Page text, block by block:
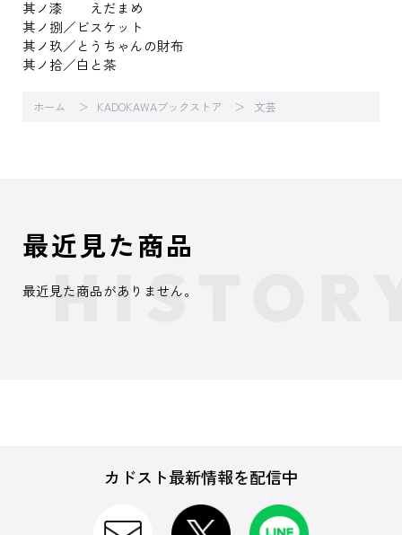
其ノ漆 えだまめ
其ノ捌／ビスケット
其ノ玖／とうちゃんの財布
其ノ拾／白と茶
ホーム KADOKAWAブックストア 文芸
最近見た商品
最近見た商品がありません。
カドスト最新情報を配信中